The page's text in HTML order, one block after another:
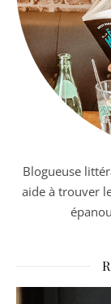
Blogueuse
aide à trouver